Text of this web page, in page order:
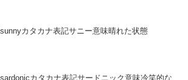
カタカナ表記サニー意味晴れた状態
カタカナ表記サードニック意味冷笑的な